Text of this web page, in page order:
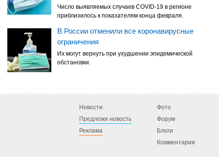
Число выявляемых случаев COVID-19 в регионе
приблизилось к показателям конца февраля.
В России отменили все коронавирусные
ограничения
Их могут вернуть при ухудшении эпидемической
обстановки.
Новости
Предложи новость
Реклама
Фото
Форум
Блоги
Комментарии